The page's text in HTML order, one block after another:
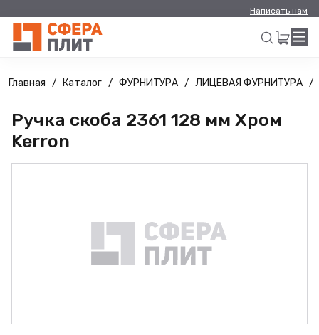
Написать нам
Искать
Главная Каталог ФУРНИТУРА ЛИЦЕВАЯ ФУРНИТУРА
Ручка скоба 2361 128 мм Хром
Kerron